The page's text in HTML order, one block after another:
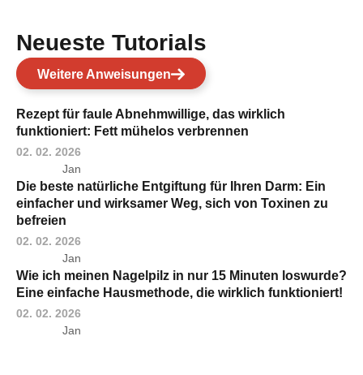
Neueste Tutorials
Weitere Anweisungen
Rezept für faule Abnehmwillige, das wirklich
funktioniert: Fett mühelos verbrennen
02. 02. 2026
Jan
Die beste natürliche Entgiftung für Ihren Darm: Ein
einfacher und wirksamer Weg, sich von Toxinen zu
befreien
02. 02. 2026
Jan
Wie ich meinen Nagelpilz in nur 15 Minuten loswurde?
Eine einfache Hausmethode, die wirklich funktioniert!
02. 02. 2026
Jan